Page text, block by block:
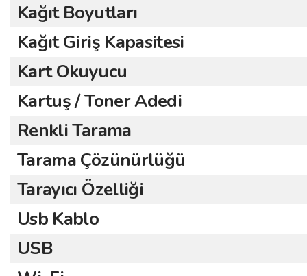
Kağıt Boyutları
Kağıt Giriş Kapasitesi
Kart Okuyucu
Kartuş / Toner Adedi
Renkli Tarama
Tarama Çözünürlüğü
Tarayıcı Özelliği
Usb Kablo
USB